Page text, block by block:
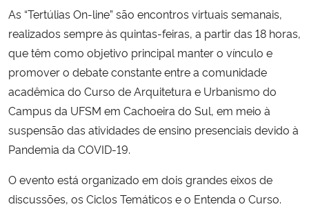
Ministério da Agricultura, Pecuária e Abastecimento
Ministério da Educação
Ministério da Cidadania
Ministério da Saúde
Ministério da Ciência, Tecnologia, Inovações e Comunicações
As “Tertúlias On-line” são encontros virtuais semanais,
realizados sempre às quintas-feiras, a partir das 18 horas,
que têm como objetivo principal manter o vínculo e
promover o debate constante entre a comunidade
acadêmica do Curso de Arquitetura e Urbanismo do
Campus da UFSM em Cachoeira do Sul, em meio à
suspensão das atividades de ensino presenciais devido à
Pandemia da COVID-19.
O evento está organizado em dois grandes eixos de
discussões, os Ciclos Temáticos e o Entenda o Curso.